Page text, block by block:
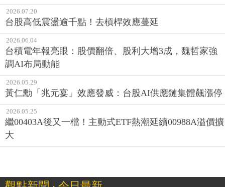
2026.07.20
台股高低震盪逾千點！去槓桿效應蔓延
2026.06.04
台積電年報亮眼：股價翻倍、股利大增3成，魏哲家強
調AI布局動能
2026.05.29
黃仁勳「兆元宴」效應發威：台股AI供應鏈集體飆漲停
2026.05.25
繼00403A後又一檔！主動式ETF熱潮延續00988A溢價擴
大